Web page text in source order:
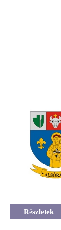
Részletek